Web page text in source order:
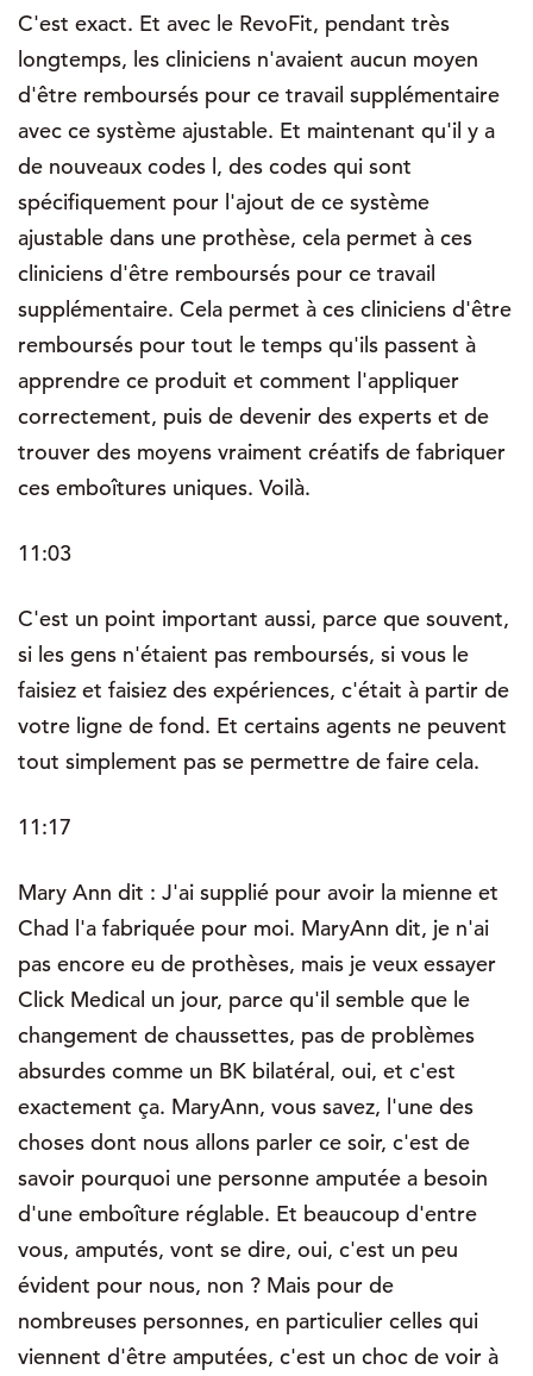
C'est exact. Et avec le RevoFit, pendant très
longtemps, les cliniciens n'avaient aucun moyen
d'être remboursés pour ce travail supplémentaire
avec ce système ajustable. Et maintenant qu'il y a
de nouveaux codes l, des codes qui sont
spécifiquement pour l'ajout de ce système
ajustable dans une prothèse, cela permet à ces
cliniciens d'être remboursés pour ce travail
supplémentaire. Cela permet à ces cliniciens d'être
remboursés pour tout le temps qu'ils passent à
apprendre ce produit et comment l'appliquer
correctement, puis de devenir des experts et de
trouver des moyens vraiment créatifs de fabriquer
ces emboîtures uniques. Voilà.
11:03
C'est un point important aussi, parce que souvent,
si les gens n'étaient pas remboursés, si vous le
faisiez et faisiez des expériences, c'était à partir de
votre ligne de fond. Et certains agents ne peuvent
tout simplement pas se permettre de faire cela.
11:17
Mary Ann dit : J'ai supplié pour avoir la mienne et
Chad l'a fabriquée pour moi. MaryAnn dit, je n'ai
pas encore eu de prothèses, mais je veux essayer
Click Medical un jour, parce qu'il semble que le
changement de chaussettes, pas de problèmes
absurdes comme un BK bilatéral, oui, et c'est
exactement ça. MaryAnn, vous savez, l'une des
choses dont nous allons parler ce soir, c'est de
savoir pourquoi une personne amputée a besoin
d'une emboîture réglable. Et beaucoup d'entre
vous, amputés, vont se dire, oui, c'est un peu
évident pour nous, non ? Mais pour de
nombreuses personnes, en particulier celles qui
viennent d'être amputées, c'est un choc de voir à